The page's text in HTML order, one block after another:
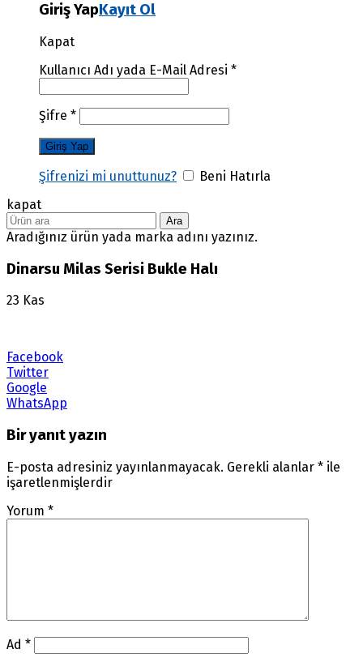
Giriş YapKayıt Ol
Kapat
Kullanıcı Adı yada E-Mail Adresi *
Şifre *
Şifrenizi mi unuttunuz?
Beni Hatırla
kapat
Ara
Aradığınız ürün yada marka adını yazınız.
Dinarsu Milas Serisi Bukle Halı
23 Kas
Facebook
Twitter
Google
WhatsApp
Bir yanıt yazın
E-posta adresiniz yayınlanmayacak. Gerekli alanlar * ile
işaretlenmişlerdir
Yorum *
Ad *